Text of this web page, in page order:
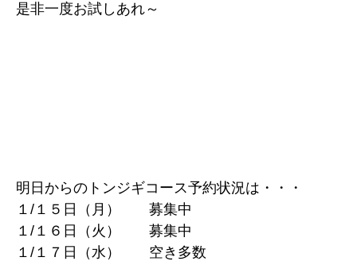
是非一度お試しあれ～
明日からのトンジギコース予約状況は・・・
１/１５日（月） 募集中
１/１６日（火） 募集中
１/１７日（水） 空き多数